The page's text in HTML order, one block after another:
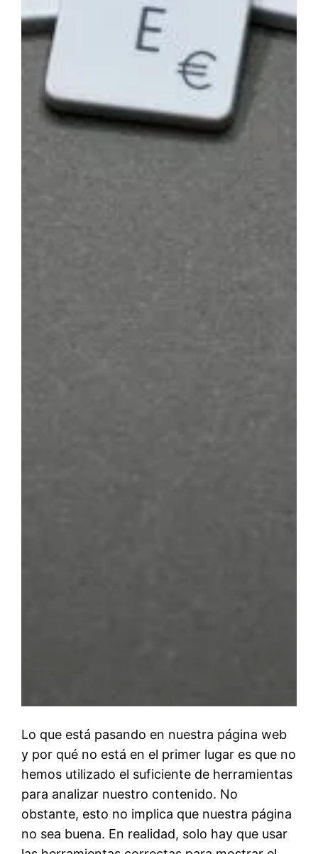
Lo que está pasando en nuestra página web
y por qué no está en el primer lugar es que no
hemos utilizado el suficiente de herramientas
para analizar nuestro contenido. No
obstante, esto no implica que nuestra página
no sea buena. En realidad, solo hay que usar